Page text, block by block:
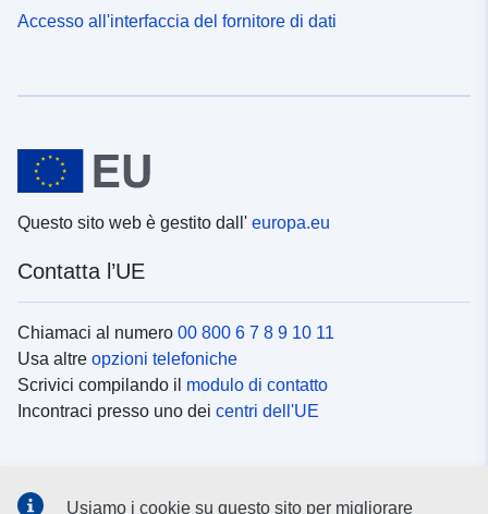
Accesso all'interfaccia del fornitore di dati
Questo sito web è gestito dall' europa.eu
Contatta l’UE
Chiamaci al numero 00 800 6 7 8 9 10 11
Usa altre opzioni telefoniche
Scrivici compilando il modulo di contatto
Incontraci presso uno dei centri dell'UE
Usiamo i cookie su questo sito per migliorare